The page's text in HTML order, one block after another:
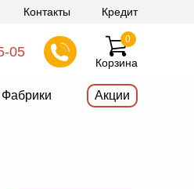
Контакты Кредит
05
Корзина
0
Фабрики Акции